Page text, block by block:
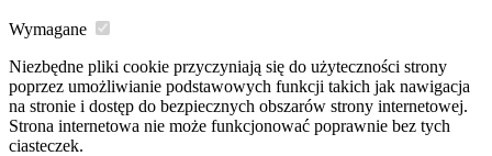
Wymagane
Niezbędne pliki cookie przyczyniają się do użyteczności strony
poprzez umożliwianie podstawowych funkcji takich jak nawigacja
na stronie i dostęp do bezpiecznych obszarów strony internetowej.
Strona internetowa nie może funkcjonować poprawnie bez tych
ciasteczek.